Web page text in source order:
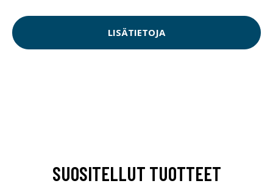
LISÄTIETOJA
SUOSITELLUT TUOTTEET